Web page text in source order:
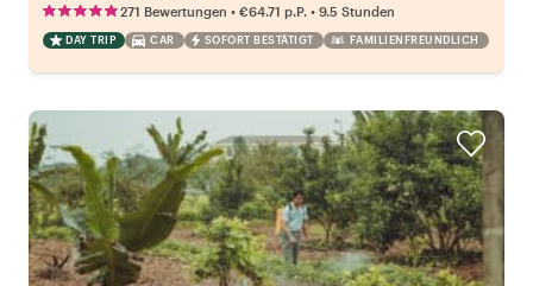
271 Bewertungen • €64.71 p.P. • 9.5 Stunden
DAY TRIP CAR SOFORT BESTÄTIGT FAMILIENFREUNDLICH